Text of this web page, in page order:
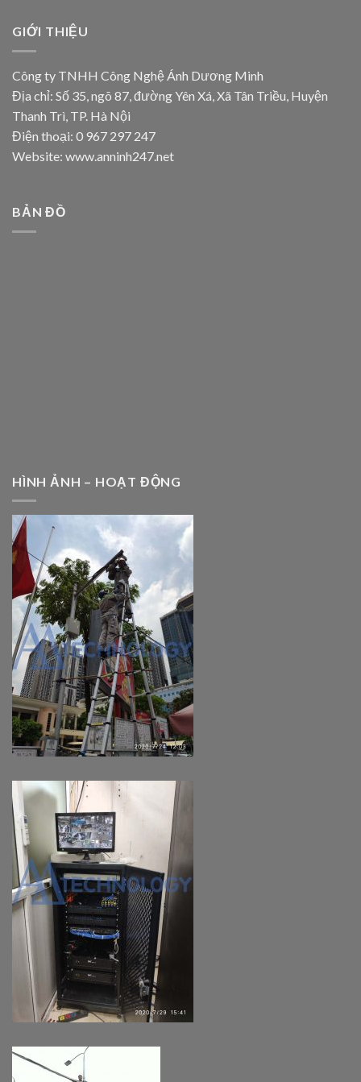
GIỚI THIỆU
Công ty TNHH Công Nghệ Ánh Dương Minh
Địa chỉ: Số 35, ngõ 87, đường Yên Xá, Xã Tân Triều, Huyện
Thanh Trì, TP. Hà Nội
Điện thoại: 0 967 297 247
Website: www.anninh247.net
BẢN ĐỒ
HÌNH ẢNH – HOẠT ĐỘNG